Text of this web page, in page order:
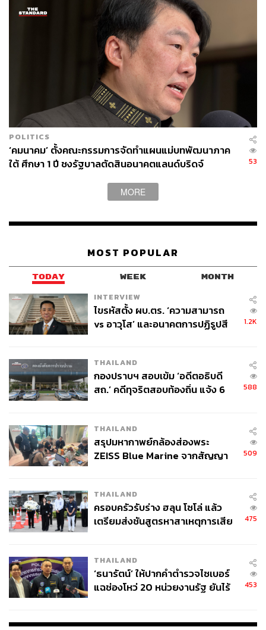
TAGS: ThaID ไชยชนก ชิดชอบ
กระทรวงดิจิทัลเพื่อเศรษฐกิจและสังคม
POLITICS
‘คมนาคม’ ตั้งคณะกรรมการจัดทำแผนแม่บทพัฒนาภาค
ใต้ ศึกษา 1 ปี ชงรัฐบาลตัดสินอนาคตแลนด์บริดจ์
53
MORE
MOST POPULAR
TODAY WEEK MONTH
INTERVIEW
ไขรหัสตั้ง ผบ.ตร. ‘ความสามารถ
vs อาวุโส’ และอนาคตการปฏิรูปสี
1.2K
THAILAND
กองปราบฯ สอบเข้ม ‘อดีตอธิบดี
สถ.’ คดีทุจริตสอบท้องถิ่น แจ้ง 6
588
THAILAND
สรุปมหากาพย์กล้องส่องพระ
ZEISS Blue Marine จากสัญญา
จ่ายหนี้-แอบระบุแบรนด์
509
THAILAND
ครอบครัวรับร่าง ฮลุน โซโล่ แล้ว
เตรียมส่งชันสูตรหาสาเหตุการเสีย
475
THAILAND
‘ธนารัตน์’ ให้ปากคำตำรวจไซเบอร์
แฉช่องโหว่ 20 หน่วยงานรัฐ ยันไร้
453